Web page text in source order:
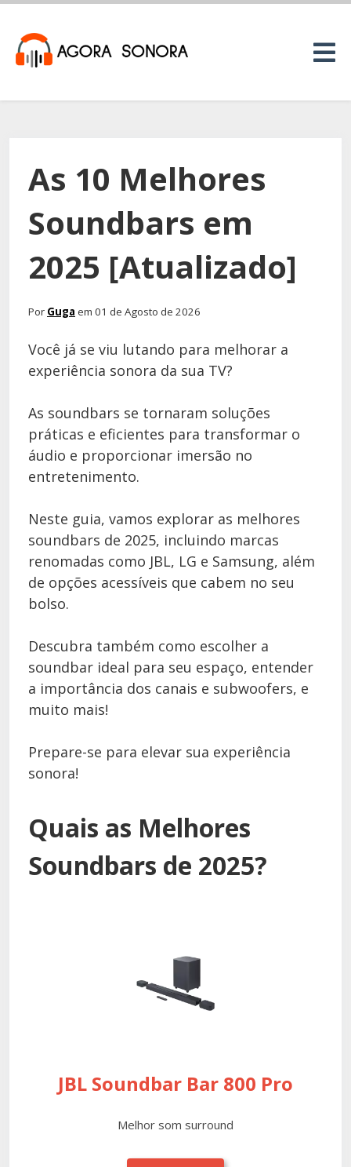
As 10 Melhores
Soundbars em
2025 [Atualizado]
Por Guga em 01 de Agosto de 2026
Você já se viu lutando para melhorar a
experiência sonora da sua TV?
As soundbars se tornaram soluções
práticas e eficientes para transformar o
áudio e proporcionar imersão no
entretenimento.
Neste guia, vamos explorar as melhores
soundbars de 2025, incluindo marcas
renomadas como JBL, LG e Samsung, além
de opções acessíveis que cabem no seu
bolso.
Descubra também como escolher a
soundbar ideal para seu espaço, entender
a importância dos canais e subwoofers, e
muito mais!
Prepare-se para elevar sua experiência
sonora!
Quais as Melhores
Soundbars de 2025?
JBL Soundbar Bar 800 Pro
Melhor som surround